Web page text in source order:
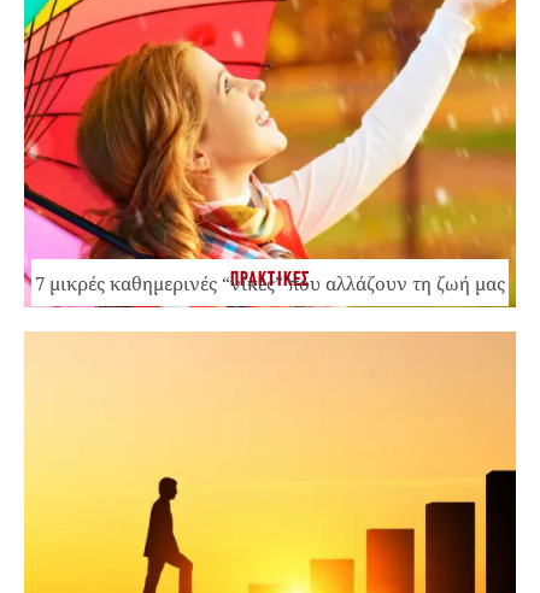
ΠΡΑΚΤΙΚΕΣ
7 μικρές καθημερινές “νίκες” που αλλάζουν τη ζωή μας